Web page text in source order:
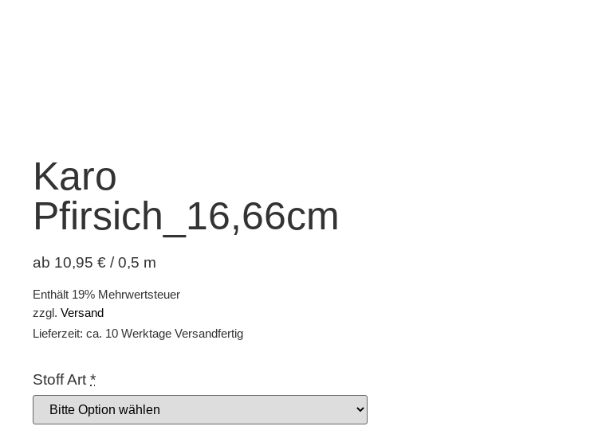
Karo
Pfirsich_16,66cm
ab 10,95 € / 0,5 m
Enthält 19% Mehrwertsteuer
zzgl. Versand
Lieferzeit: ca. 10 Werktage Versandfertig
Stoff Art *